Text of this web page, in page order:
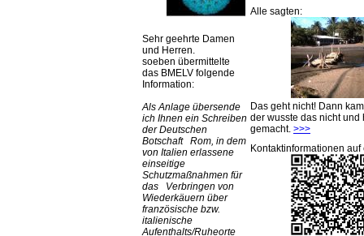
Sehr geehrte Damen
und Herren.
soeben übermittelte
das BMELV folgende
Information:
Als Anlage übersende
ich Ihnen ein Schreiben
der Deutschen
Botschaft Rom, in dem
von Italien erlassene
einseitige
Schutzmaßnahmen für
das Verbringen von
Wiederkäuern über
französische bzw.
italienische
Aufenthalts/Ruheorte
Alle sagten:
Das geht nicht! Dann
der wusste das nicht und
gemacht. >>>
Kontaktinformationen